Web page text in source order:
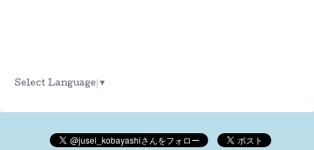
Select Language ▼